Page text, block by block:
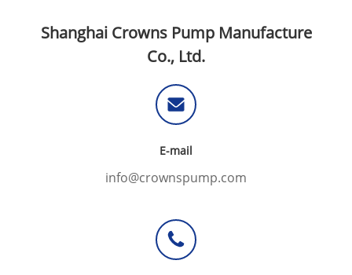
Shanghai Crowns Pump Manufacture
Co., Ltd.
E-mail
info@crownspump.com